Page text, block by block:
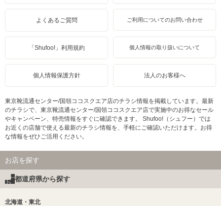
よくあるご質問 ご利用についてのお問い合わせ
「Shufoo!」利用規約 個人情報の取り扱いについて
個人情報保護方針 法人のお客様へ
東京靴流通センター/国領ココスクエア店のチラシ情報を掲載しています。最新
のチラシで、東京靴流通センター/国領ココスクエア店で実施中のお得なセール
やキャンペーン、特売情報をすぐに確認できます。 Shufoo!（シュフー）では
お近くの店舗で使える最新のチラシ情報を、手軽にご確認いただけます。お得
な情報をぜひご活用ください。
お店を探す
都道府県から探す
北海道・東北